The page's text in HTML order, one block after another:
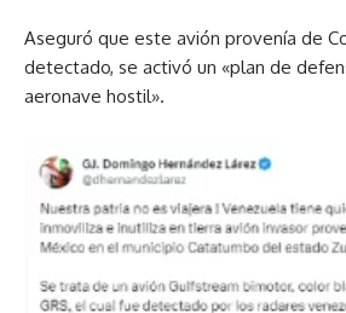
Aseguró que este avión provenía de
detectado, se activó un «plan de
aeronave hostil».